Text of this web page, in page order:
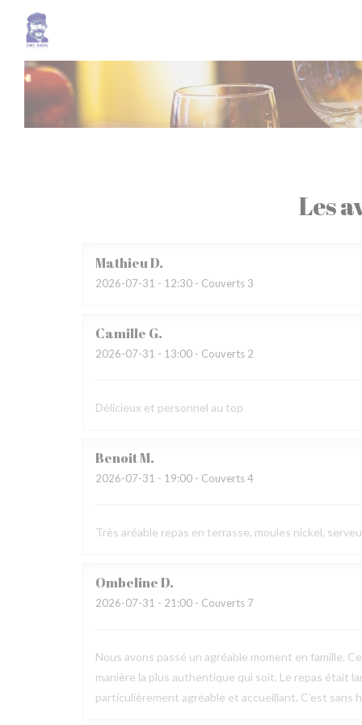
Personnalisation de vos choix en matière de cookies
Les
MathieuD
2026-07-31 - 12:30 - Couverts 3
Camille G
2026-07-31 - 13:00 - Couverts 2
Délicieux et personnel au top
BenoitM
2026-07-31 - 19:00 - Couverts 4
Très aréable repas en terrasse, moules nickel,
OmbelineD
2026-07-31 - 21:00 - Couverts 7
Nous avons passé un agréable moment en famille.
manière la plus authentique qui soit. Le repas était
particulièrement agréable et accueillant. C’est sans